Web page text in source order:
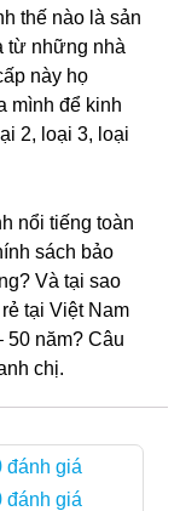
thế nào là sản
từ những nhà
này họ
mình để kinh
2, loại 3, loại
nổi tiếng toàn
sách bảo
Và tại sao
tại Việt Nam
50 năm? Câu
chị.
đánh giá
đánh giá